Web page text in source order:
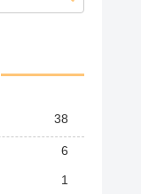
38
6
1